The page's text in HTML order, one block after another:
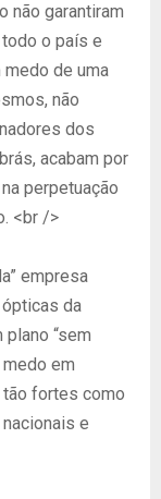
não garantiram
o país e
de uma
não
dos
acabam por
perpetuação
<br />
empresa
da
“sem
em
fortes como
e